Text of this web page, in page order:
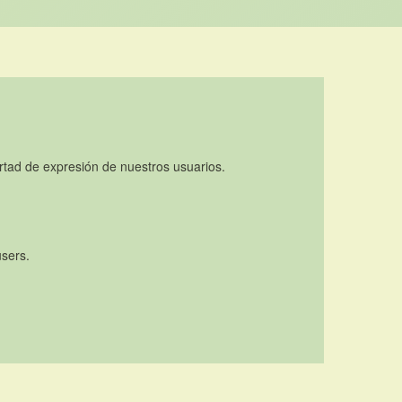
de expresión de nuestros usuarios.